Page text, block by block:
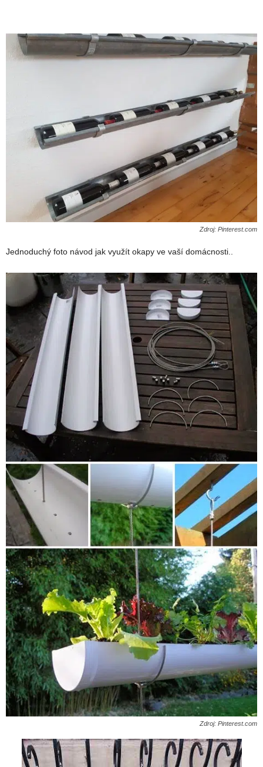
Zdroj: Pinterest.com
Jednoduchý foto návod jak využít okapy ve vaší domácnosti..
Zdroj: Pinterest.com